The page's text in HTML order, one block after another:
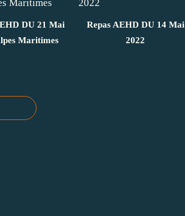
DU 21 Mai
Maritimes
Repas AEHD DU 14 Mai
2022